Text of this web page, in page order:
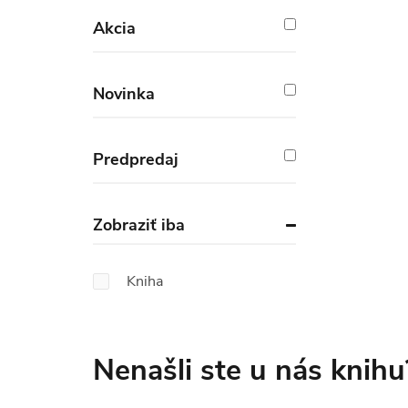
Akcia
Novinka
Predpredaj
Zobraziť iba
Kniha
Nenašli ste u nás